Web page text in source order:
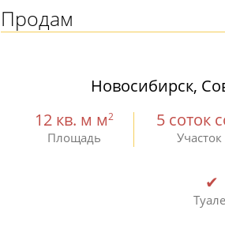
Продам
Новосибирск,
12 кв. м м2
Площадь
5 соток
Участок
✔